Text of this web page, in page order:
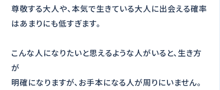
尊敬する大人や、本気で生きている大人に出会える確率
はあまりにも低すぎます。
こんな人になりたいと思えるような人がいると、生き方
が
明確になりますが、お手本になる人が周りにいません。